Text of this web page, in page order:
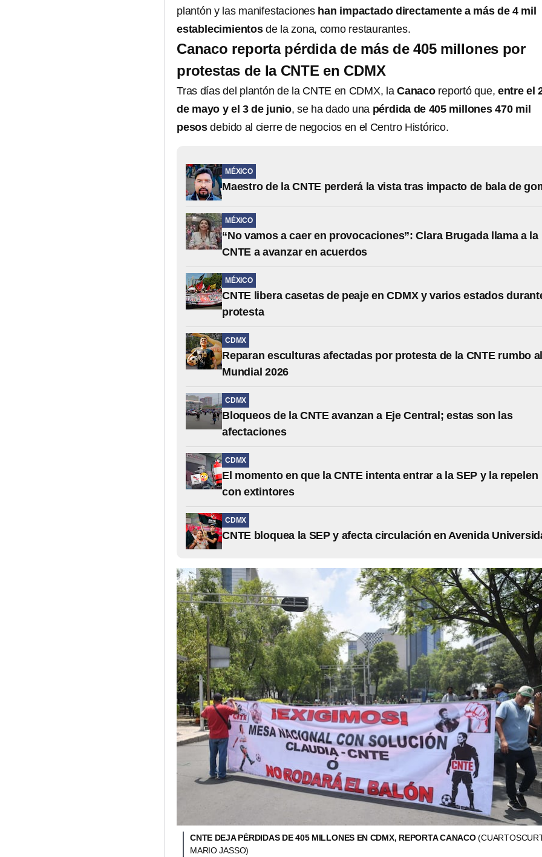
plantón y las manifestaciones han impactado directamente a más de 4 mil
establecimientosde la zona, como restaurantes.
Canaco reporta pérdida de más de 405 millones por
protestas de la CNTE en CDMX
Tras días del plantón de la CNTE en CDMX, la Canacoreportó que, entre el
de mayo y el 3 de junio, se ha dado una pérdida de 405 millones 470 mil
pesosdebido al cierre de negocios en el Centro Histórico.
MÉXICO
Maestro de la CNTE perderá la vista tras impacto de bala de
MÉXICO
“No vamos a caer en provocaciones”: Clara Brugada llama a la
CNTE a avanzar en acuerdos
MÉXICO
CNTE libera casetas de peaje en CDMX y varios estados
protesta
CDMX
Reparan esculturas afectadas por protesta de la CNTE rumbo
Mundial 2026
CDMX
Bloqueos de la CNTE avanzan a Eje Central; estas son las
afectaciones
CDMX
El momento en que la CNTE intenta entrar a la SEP y la repelen
con extintores
CDMX
CNTE bloquea la SEP y afecta circulación en Avenida
CNTE DEJA PÉRDIDAS DE 405 MILLONES EN CDMX, REPORTA CANACO
MARIO JASSO)